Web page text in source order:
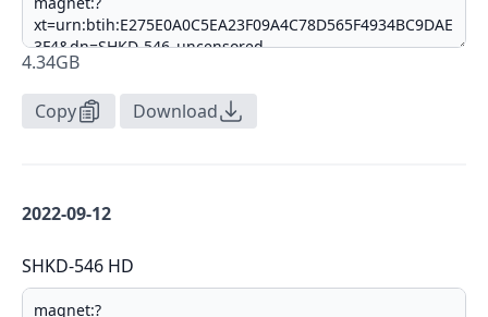
4.34GB
Copy Download
2022-09-12
SHKD-546 HD